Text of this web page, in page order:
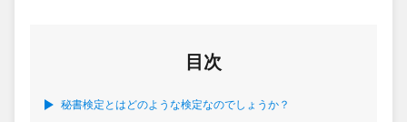
目次
秘書検定とはどのような検定なのでしょうか？